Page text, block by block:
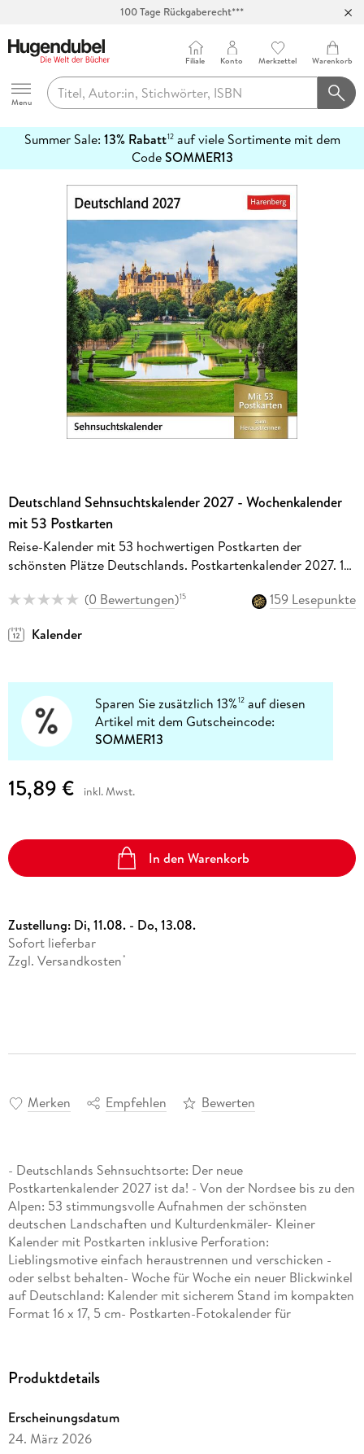
100 Tage Rückgaberecht***
Hugendubel
Menu
Filiale Konto Merkzettel Warenkorb
Summer Sale: 13% Rabatt12auf viele Sortimente mit dem
CodeSOMMER13
erfahren
Deutschland Sehnsuchtskalender 2027 - Wochenkalender
mit 53 Postkarten
Reise-Kalender mit 53 hochwertigen Postkarten der
schönsten Plätze Deutschlands. Postkartenkalender 2027. 16
(0 Bewertungen)15
159 Lesepunkte
Kalender
Sparen Sie zusätzlich 13%12 auf diesen
Artikel mit dem Gutscheincode:
SOMMER13
15,89 € inkl. Mwst.
In den Warenkorb
Zustellung: Di, 11.08. - Do, 13.08.
Sofort lieferbar
Zzgl. Versandkosten *
Merken Empfehlen Bewerten
- Deutschlands Sehnsuchtsorte: Der neue
Postkartenkalender 2027 ist da! - Von der Nordsee bis zu den
Alpen: 53 stimmungsvolle Aufnahmen der schönsten
deutschen Landschaften und Kulturdenkmäler- Kleiner
Kalender mit Postkarten inklusive Perforation:
Lieblingsmotive einfach heraustrennen und verschicken -
oder selbst behalten- Woche für Woche ein neuer Blickwinkel
auf Deutschland: Kalender mit sicherem Stand im kompakten
Format 16 x 17, 5 cm- Postkarten-Fotokalender für
Produktdetails
Erscheinungsdatum
24. März 2026